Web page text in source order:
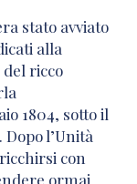
stato avviato
alla
ricco
1804, sotto il
l’Unità
con
ormai